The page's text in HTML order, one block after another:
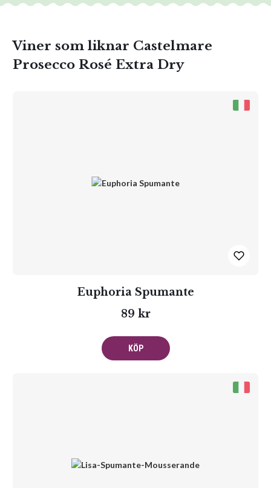
Viner som liknar Castelmare
Prosecco Rosé Extra Dry
Euphoria Spumante
89 kr
KÖP